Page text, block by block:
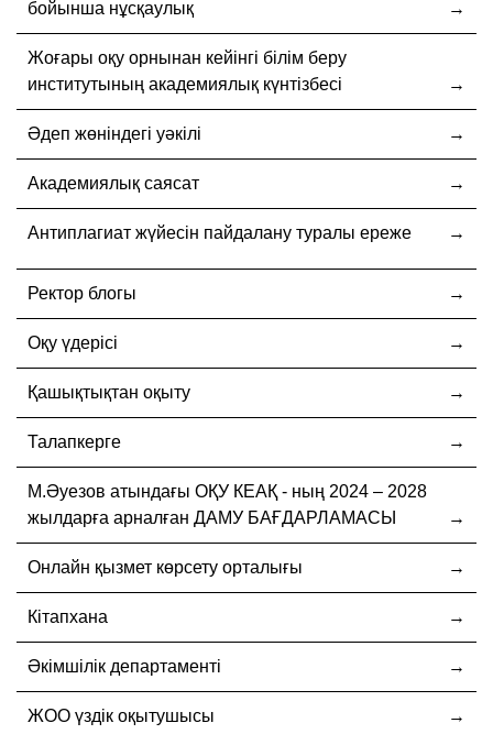
бойынша нұсқаулық
Жоғары оқу орнынан кейінгі білім беру
институтының академиялық күнтізбесі
Әдеп жөніндегі уәкілі
Академиялық саясат
Антиплагиат жүйесін пайдалану туралы ереже
Ректор блогы
Оқу үдерісі
Қашықтықтан оқыту
Талапкерге
М.Әуезов атындағы ОҚУ КЕАҚ - ның 2024 – 2028
жылдарға арналған ДАМУ БАҒДАРЛАМАСЫ
Онлайн қызмет көрсету орталығы
Кітапхана
Әкімшілік департаменті
ЖОО үздік оқытушысы